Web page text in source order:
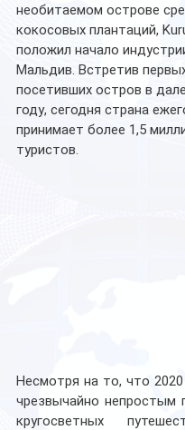
необитаемом острове
кокосовых плантаций,
положил начало
Мальдив. Встретив
посетивших остров в
году, сегодня страна
принимает более 1,5
туристов.
Несмотря на то, что
чрезвычайно непростым
кругосветных